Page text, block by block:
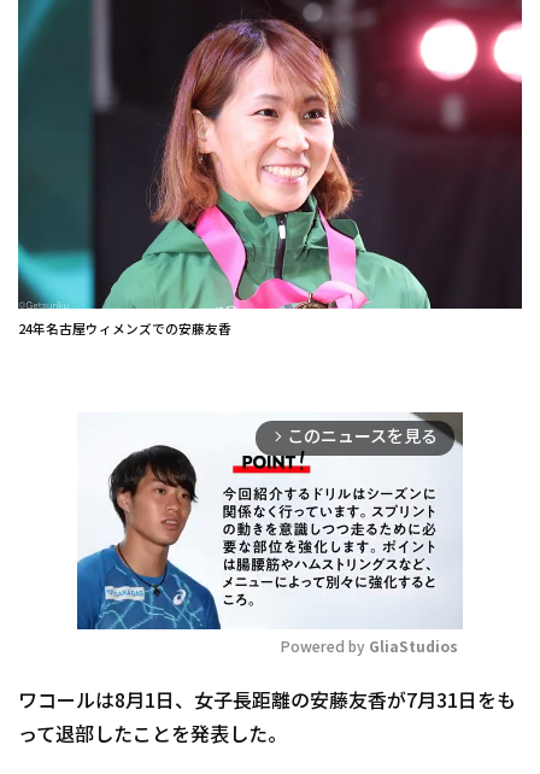
24年名古屋ウィメンズでの安藤友香
arrow_forward_ios このニュースを見る
Mute
Powered by GliaStudios
ワコールは8月1日、女子長距離の安藤友香が7月31日をも
って退部したことを発表した。